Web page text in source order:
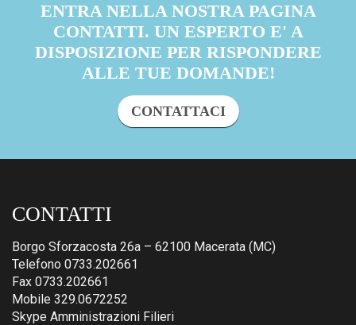
ENTRA NELLA NOSTRA PAGINA
CONTATTI. UN ESPERTO E' A
DISPOSIZIONE PER RISPONDERE
ALLE TUE DOMANDE!
CONTATTACI
CONTATTI
Borgo Sforzacosta 26a – 62100 Macerata (MC)
Telefono 0733.202661
Fax 0733.202661
Mobile 329.0672252
Skype Amministrazioni Filieri